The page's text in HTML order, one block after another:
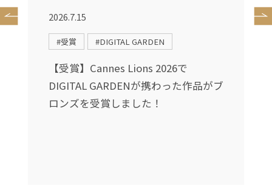
2026.7.15
#受賞 #DIGITAL GARDEN
【受賞】Cannes Lions 2026で
DIGITAL GARDENが携わった作品がブ
ロンズを受賞しました！